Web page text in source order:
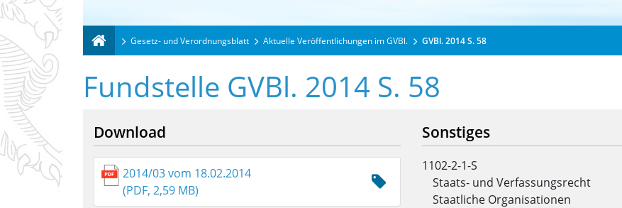
Gesetz- und Verordnungsblatt Aktuelle Veröffentlichungen im GVBl. GVBl. 2014 S. 58
Fundstelle GVBl. 2014 S. 58
Download
2014/03 vom 18.02.2014
(PDF, 2,59 MB)
Sonstiges
1102-2-1-S
Staats- und Verfassungsrecht
Staatliche Organisationen